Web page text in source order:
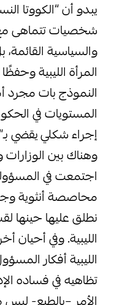
يبدو أن “الكووتا
شخصيات تتماهى مع
والسياسية
المرأة الليبية
النموذج بات
المستويات في
إجراء شكلي يقضي
وهناك بين الوزارات
اجتمعت في
محاصصة أنثوية
نطلق عليها حينها
الليبية. وفي أحيان
الليبية أفكار
تظاهيه في فساده